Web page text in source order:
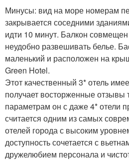
Минусы: вид на море номерам
закрывается соседними
идти 10 минут. Балкон
неудобно развешивать белье.
маленький и расположен на
Green Hotel.
Этот качественный 3* отель
получает восторженные отзывы
параметрам он с даже 4* отели
считается одним из самых
отелей города с высоким
доступность сочетается с
дружелюбием персонала и